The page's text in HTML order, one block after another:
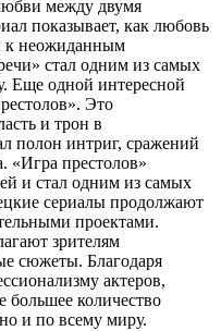
между двумя
показывает, как любовь
к неожиданным
стал одним из самых
Еще одной интересной
Это
и трон в
полон интриг, сражений
«Игра престолов»
и стал одним из самых
сериалы продолжают
проектами.
зрителям
сюжеты. Благодаря
актеров,
большее количество
и по всему миру.